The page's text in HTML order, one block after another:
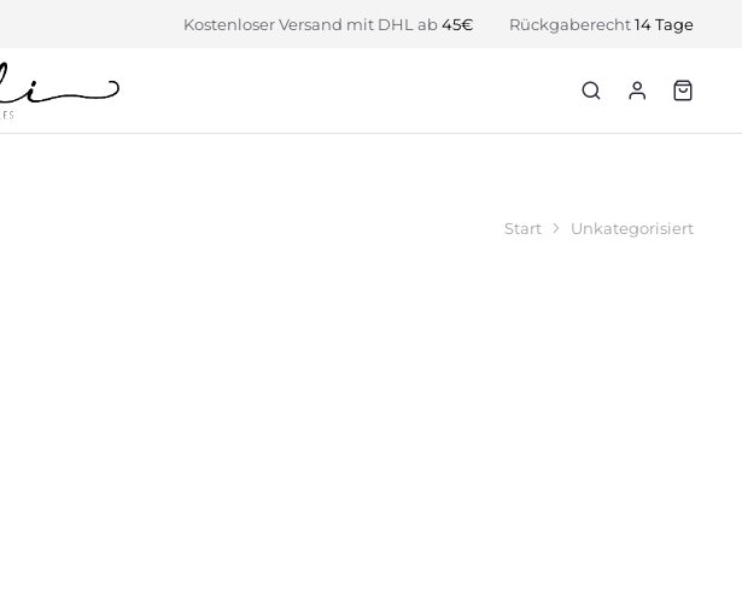
Kostenloser Versand mit DHL ab45€ Rückgaberecht14 Tage
Start Unkategorisiert